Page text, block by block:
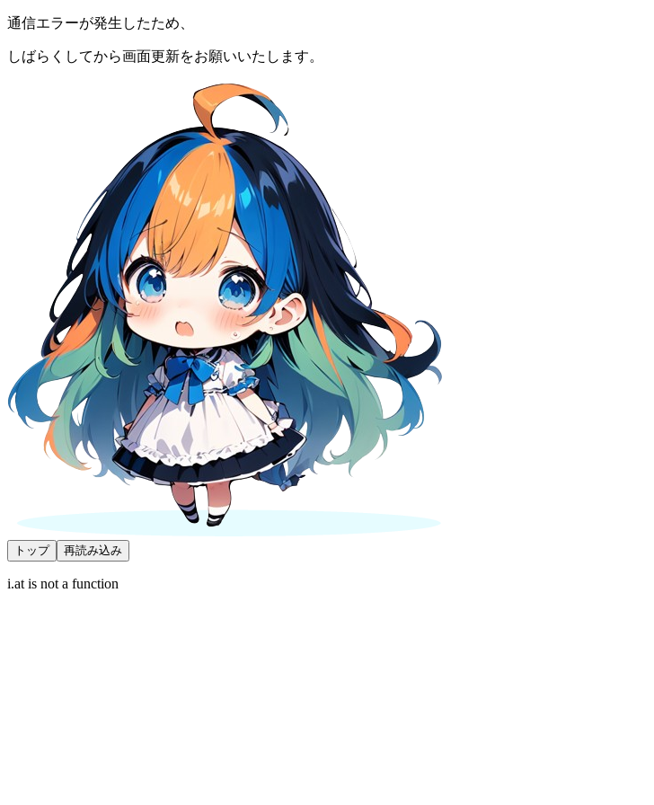
通信エラーが発生したため、
しばらくしてから画面更新をお願いいたします。
トップ 再読み込み
i.at is not a function